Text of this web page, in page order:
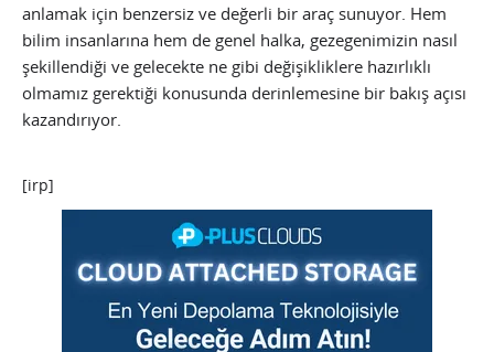
anlamak için benzersiz ve değerli bir araç sunuyor. Hem
bilim insanlarına hem de genel halka, gezegenimizin nasıl
şekillendiği ve gelecekte ne gibi değişikliklere hazırlıklı
olmamız gerektiği konusunda derinlemesine bir bakış açısı
kazandırıyor.
[irp]